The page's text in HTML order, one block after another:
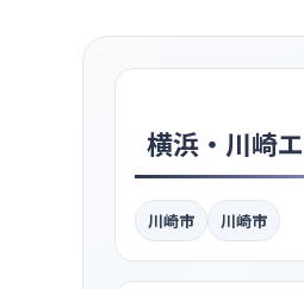
横浜・川崎
川崎市 川崎市